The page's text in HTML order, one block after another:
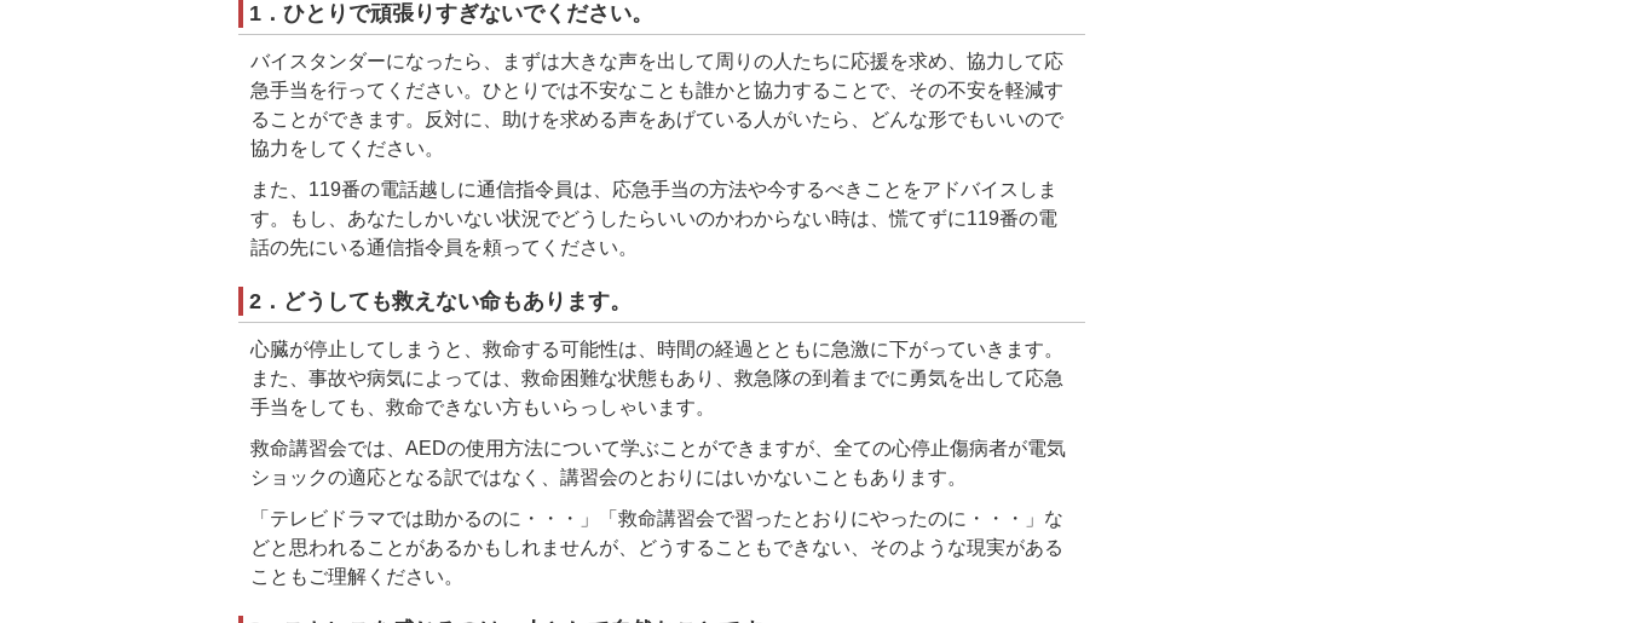
1．ひとりで頑張りすぎないでください。
バイスタンダーになったら、まずは大きな声を出して周りの人たちに応援を求め、協力して応
急手当を行ってください。ひとりでは不安なことも誰かと協力することで、その不安を軽減す
ることができます。反対に、助けを求める声をあげている人がいたら、どんな形でもいいので
協力をしてください。
また、119番の電話越しに通信指令員は、応急手当の方法や今するべきことをアドバイスしま
す。もし、あなたしかいない状況でどうしたらいいのかわからない時は、慌てずに119番の電
話の先にいる通信指令員を頼ってください。
2．どうしても救えない命もあります。
心臓が停止してしまうと、救命する可能性は、時間の経過とともに急激に下がっていきます。
また、事故や病気によっては、救命困難な状態もあり、救急隊の到着までに勇気を出して応急
手当をしても、救命できない方もいらっしゃいます。
救命講習会では、AEDの使用方法について学ぶことができますが、全ての心停止傷病者が電気
ショックの適応となる訳ではなく、講習会のとおりにはいかないこともあります。
「テレビドラマでは助かるのに・・・」「救命講習会で習ったとおりにやったのに・・・」な
どと思われることがあるかもしれませんが、どうすることもできない、そのような現実がある
こともご理解ください。